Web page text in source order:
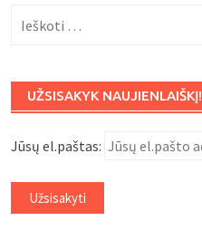
UŽSISAKYK NAUJIENLAIŠKĮ!
Jūsų el.paštas: